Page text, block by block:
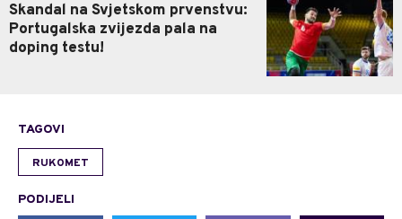
Skandal na Svjetskom prvenstvu:
Portugalska zvijezda pala na
doping testu!
TAGOVI
RUKOMET
PODIJELI